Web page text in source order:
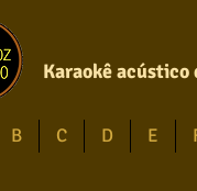
Karaokê acústico
B C D E